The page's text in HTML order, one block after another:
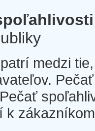
medzi
k